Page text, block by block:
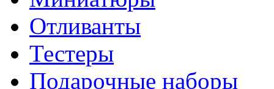
Отливанты
Тестеры
Подарочные наборы